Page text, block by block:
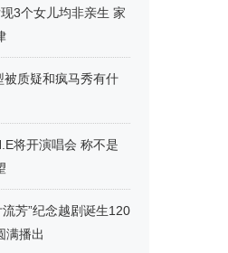
3个女儿均非亲生 家
被质疑和疯马秀有什
将开演唱会 称不是
流芳”纪念越剧诞生120
满播出